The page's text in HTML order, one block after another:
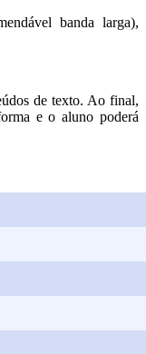
banda larga),
de texto. Ao final,
e o aluno poderá